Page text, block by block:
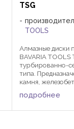
TSG
TOOLS
Алмазные диски
BAVARIA TOOLS
турбированно-
типа.
камня,
бензорез,
подробнее